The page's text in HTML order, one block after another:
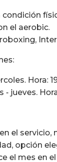
condición
el aerobic.
Hora:
jueves.
el
opción
el mes en